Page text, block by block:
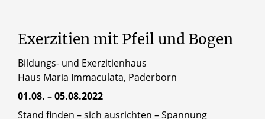
Exerzitienmit Pfeil und Bogen
Bildungs- und Exerzitienhaus
Haus Maria Immaculata, Paderborn
01.08. – 05.08.2022
Stand finden – sich ausrichten – Spannung